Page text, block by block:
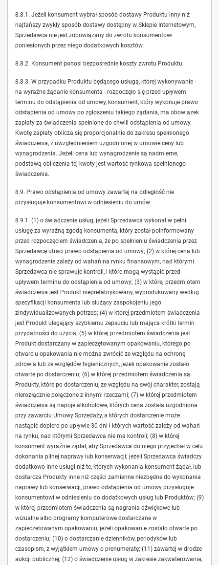
8.8.1. Jeżeli konsument wybrał sposób dostawy Produktu inny niż
najtańszy zwykły sposób dostawy dostępny w Sklepie Internetowym,
Sprzedawca nie jest zobowiązany do zwrotu konsumentowi
poniesionych przez niego dodatkowych kosztów.
8.8.2. Konsument ponosi bezpośrednie koszty zwrotu Produktu.
8.8.3. W przypadku Produktu będącego usługą, której wykonywanie -
na wyraźne żądanie konsumenta - rozpoczęło się przed upływem
terminu do odstąpienia od umowy, konsument, który wykonuje prawo
odstąpienia od umowy po zgłoszeniu takiego żądania, ma obowiązek
zapłaty za świadczenia spełnione do chwili odstąpienia od umowy.
Kwotę zapłaty oblicza się proporcjonalnie do zakresu spełnionego
świadczenia, z uwzględnieniem uzgodnionej w umowie ceny lub
wynagrodzenia. Jeżeli cena lub wynagrodzenie są nadmierne,
podstawą obliczenia tej kwoty jest wartość rynkowa spełnionego
świadczenia.
8.9. Prawo odstąpienia od umowy zawartej na odległość nie
przysługuje konsumentowi w odniesieniu do umów:
8.9.1. (1) o świadczenie usług, jeżeli Sprzedawca wykonał w pełni
usługę za wyraźną zgodą konsumenta, który został poinformowany
przed rozpoczęciem świadczenia, że po spełnieniu świadczenia przez
Sprzedawcę utraci prawo odstąpienia od umowy; (2) w której cena lub
wynagrodzenie zależy od wahań na rynku finansowym, nad którymi
Sprzedawca nie sprawuje kontroli, i które mogą wystąpić przed
upływem terminu do odstąpienia od umowy; (3) w której przedmiotem
świadczenia jest Produkt nieprefabrykowany, wyprodukowany według
specyfikacji konsumenta lub służący zaspokojeniu jego
zindywidualizowanych potrzeb; (4) w której przedmiotem świadczenia
jest Produkt ulegający szybkiemu zepsuciu lub mająca krótki termin
przydatności do użycia; (5) w której przedmiotem świadczenia jest
Produkt dostarczany w zapieczętowanym opakowaniu, którego po
otwarciu opakowania nie można zwrócić ze względu na ochronę
zdrowia lub ze względów higienicznych, jeżeli opakowanie zostało
otwarte po dostarczeniu; (6) w której przedmiotem świadczenia są
Produkty, które po dostarczeniu, ze względu na swój charakter, zostają
nierozłącznie połączone z innymi rzeczami; (7) w której przedmiotem
świadczenia są napoje alkoholowe, których cena została uzgodniona
przy zawarciu Umowy Sprzedaży, a których dostarczenie może
nastąpić dopiero po upływie 30 dni i których wartość zależy od wahań
na rynku, nad którymi Sprzedawca nie ma kontroli; (8) w której
konsument wyraźnie żądał, aby Sprzedawca do niego przyjechał w celu
dokonania pilnej naprawy lub konserwacji; jeżeli Sprzedawca świadczy
dodatkowo inne usługi niż te, których wykonania konsument żądał, lub
dostarcza Produkty inne niż części zamienne niezbędne do wykonania
naprawy lub konserwacji, prawo odstąpienia od umowy przysługuje
konsumentowi w odniesieniu do dodatkowych usług lub Produktów; (9)
w której przedmiotem świadczenia są nagrania dźwiękowe lub
wizualne albo programy komputerowe dostarczane w
zapieczętowanym opakowaniu, jeżeli opakowanie zostało otwarte po
dostarczeniu; (10) o dostarczanie dzienników, periodyków lub
czasopism, z wyjątkiem umowy o prenumeratę; (11) zawartej w drodze
aukcji publicznej; (12) o świadczenie usług w zakresie zakwaterowania,